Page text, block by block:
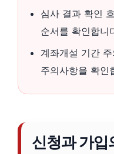
심사 결과 확인
순서를 확인합니
계좌개설 기간
주의사항을 확인
신청과 가입